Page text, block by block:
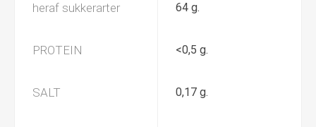
heraf sukkerarter 64 g.
PROTEIN <0,5 g.
SALT 0,17 g.